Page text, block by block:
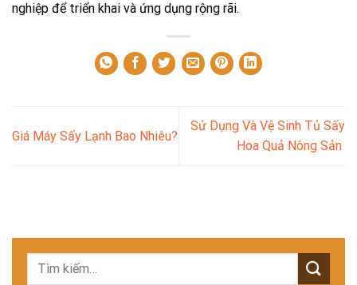
nghiệp để triển khai và ứng dụng rộng rãi.
Giá Máy Sấy Lạnh Bao Nhiêu?
Sử Dụng Và Vệ Sinh Tủ Sấy
Hoa Quả Nông Sản